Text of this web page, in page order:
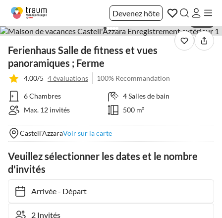
Devenez hôte
Ferienhaus Salle de fitness et vues
panoramiques ; Ferme
4.00/5 4 évaluations 100% Recommandation
6 Chambres
4 Salles de bain
Max. 12 invités
500 m²
Castell'AzzaraVoir sur la carte
Veuillez sélectionner les dates et le nombre
d'invités
Arrivée- Départ